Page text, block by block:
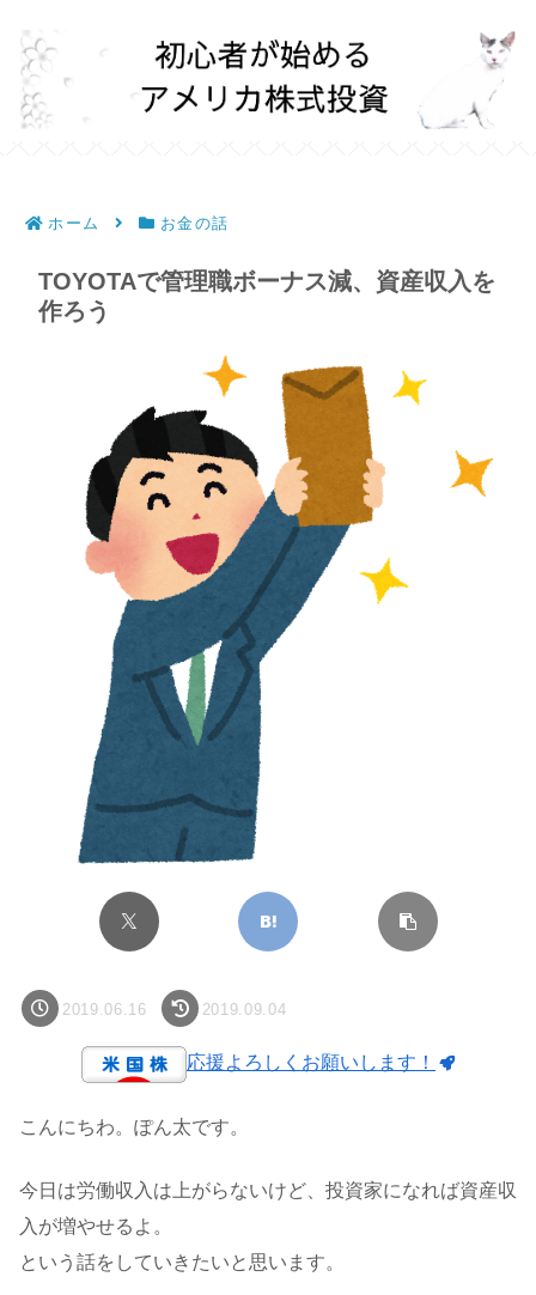
ホーム お金の話
TOYOTAで管理職ボーナス減、資産収入を
作ろう
2019.06.16 2019.09.04
応援よろしくお願いします！
こんにちわ。ぽん太です。
今日は労働収入は上がらないけど、投資家になれば資産収
入が増やせるよ。
という話をしていきたいと思います。